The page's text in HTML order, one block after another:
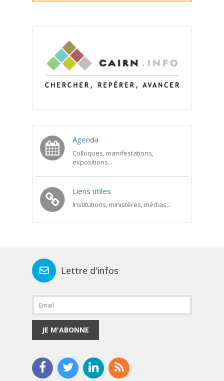
Agenda
Colloques, manifestations,
expositions...
Liens utiles
Institutions, ministères, médias...
Lettre d'infos
JE M'ABONNE